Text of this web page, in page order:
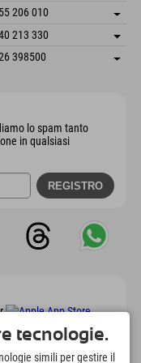
indirizzo
206 010
indirizzo
sull'arrivo
213 330
indirizzo
398500
lo spam tanto
in qualsiasi
tecnologie.
simili per gestire il